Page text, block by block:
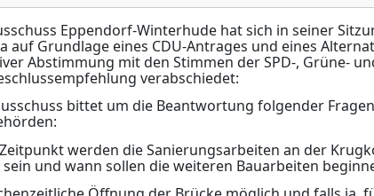
Eppendorf-Winterhude hat sich in seiner
auf Grundlage eines CDU-Antrages und eines
Abstimmung mit den Stimmen der SPD-, Grüne-
verabschiedet:
bittet um die Beantwortung folgender
werden die Sanierungsarbeiten an der
sein und wann sollen die weiteren Bauarbeiten